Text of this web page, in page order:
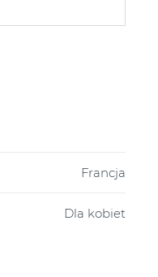
Francja
Dla kobiet